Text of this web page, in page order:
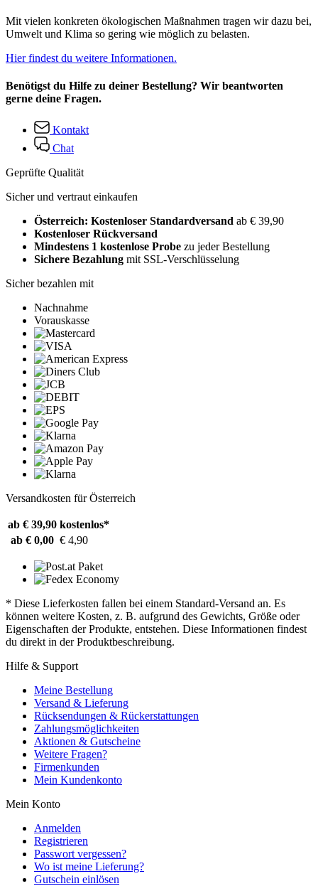
Mit vielen konkreten ökologischen Maßnahmen tragen wir dazu bei,
Umwelt und Klima so gering wie möglich zu belasten.
Hier findest du weitere Informationen.
Benötigst du Hilfe zu deiner Bestellung? Wir beantworten
gerne deine Fragen.
Kontakt
Chat
Geprüfte Qualität
Sicher und vertraut einkaufen
Österreich: Kostenloser Standardversand ab € 39,90
Kostenloser Rückversand
Mindestens 1 kostenlose Probe zu jeder Bestellung
Sichere Bezahlung mit SSL-Verschlüsselung
Sicher bezahlen mit
Nachnahme
Vorauskasse
Versandkosten für Österreich
ab € 39,90 kostenlos*
ab € 0,00 € 4,90
* Diese Lieferkosten fallen bei einem Standard-Versand an. Es
können weitere Kosten, z. B. aufgrund des Gewichts, Größe oder
Eigenschaften der Produkte, entstehen. Diese Informationen findest
du direkt in der Produktbeschreibung.
Hilfe & Support
Meine Bestellung
Versand & Lieferung
Rücksendungen & Rückerstattungen
Zahlungsmöglichkeiten
Aktionen & Gutscheine
Weitere Fragen?
Firmenkunden
Mein Kundenkonto
Mein Konto
Anmelden
Registrieren
Passwort vergessen?
Wo ist meine Lieferung?
Gutschein einlösen